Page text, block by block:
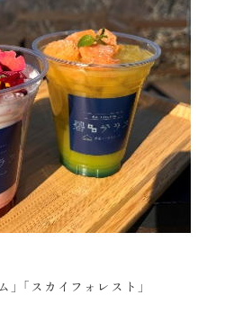
「スカイフォレスト」